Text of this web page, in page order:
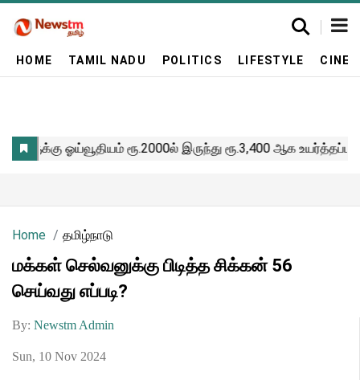
HOME TAMIL NADU POLITICS LIFESTYLE
Home தமிழ்நாடு
மக்கள் செல்வனுக்கு பிடித்த சிக்கன் 56
செய்வது எப்படி?
By: Newstm Admin
Sun, 10 Nov 2024